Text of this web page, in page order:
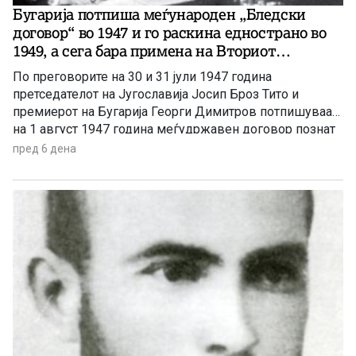
положбата, во која се наоѓа“, барајќи ја „смислата на
своето постоење во непрекинливата акција, во својата
волја да дејствува“.
Бугарија потпиша меѓународен „Бледски
договор“ во 1947 и го раскина еднострано во
1949, а сега бара примена на Вториот
протокол – неусвоен записник и промена на
устав!
По преговорите на 30 и 31 јули 1947 година
претседателот на Југославија Јосип Броз Тито и
премиерот на Бугарија Георги Димитров потпишуваат
на 1 август 1947 година меѓудржавен договор познат
како „Бледски договор“. Тој има исклучително
официјално државно признавање на македонскиот
национален идентитет и јазик од страна на Бугарија.
„Бледскиот договор“ меѓу двете држави има карактер
на меѓународен договор и претставува меѓународно-
правен пример, кој докажува дека историските
спорови меѓу двете земји веќе биле решени во
согласност со Повелбата на Организацијата на
Обединетите Нации. Но, на 1 октомври 1949 година
бугарската влада еднострано го раскинала „Бледскиот
договор“. Денес се случува парадокс и апсурд,
пред 6 дена